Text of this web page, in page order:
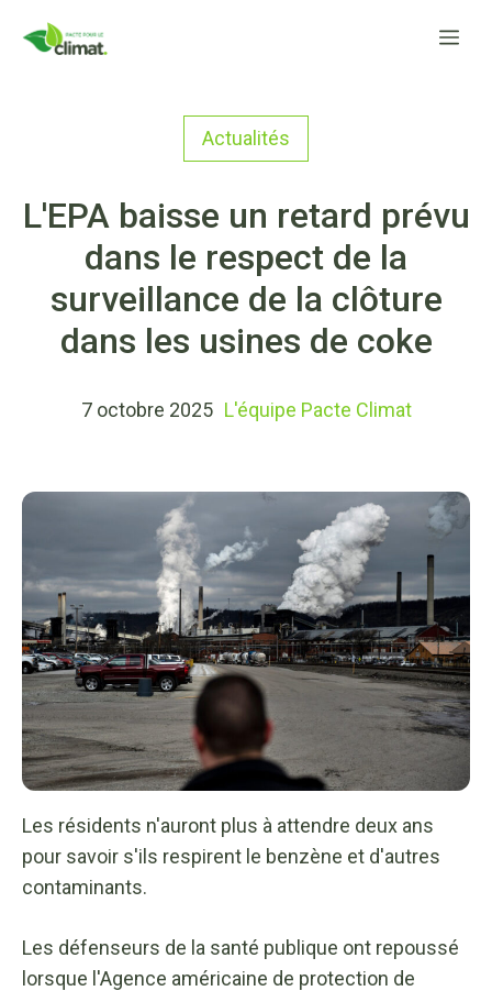
Actualités
L'EPA baisse un retard prévu
dans le respect de la
surveillance de la clôture
dans les usines de coke
7 octobre 2025 L'équipe Pacte Climat
Les résidents n'auront plus à attendre deux ans
pour savoir s'ils respirent le benzène et d'autres
contaminants.
Les défenseurs de la santé publique ont repoussé
lorsque l'Agence américaine de protection de